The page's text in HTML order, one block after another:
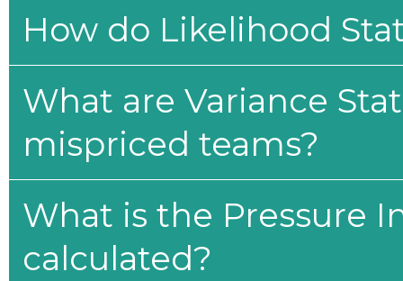
How do Likelihood
What are Variance
mispriced teams?
What is the Pressure
calculated?